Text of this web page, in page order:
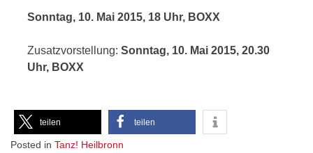
Sonntag, 10. Mai 2015, 18 Uhr, BOXX
Zusatzvorstellung: Sonntag, 10. Mai 2015, 20.30
Uhr, BOXX
teilen teilen
Posted in Tanz! Heilbronn